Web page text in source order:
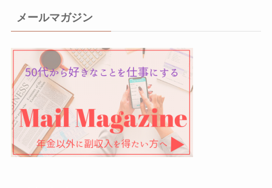
メールマガジン